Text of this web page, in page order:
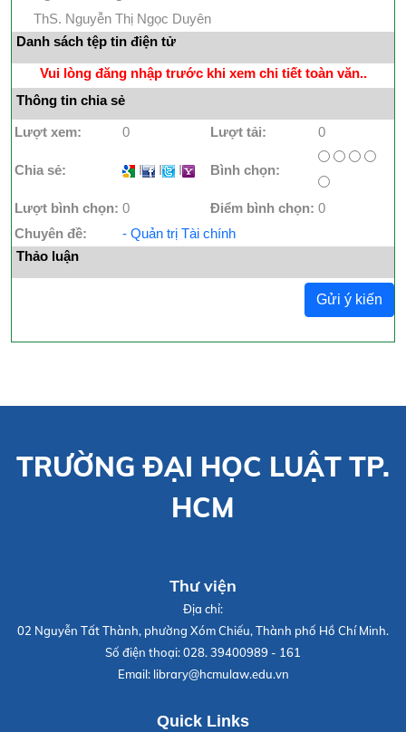
ThS. Nguyễn Thị Ngọc Duyên
Danh sách tệp tin điện tử
Vui lòng đăng nhập trước khi xem chi tiết toàn văn..
Thông tin chia sẻ
Lượt xem: 0 Lượt tải: 0
Chia sẻ: I I I Bình chọn:
Lượt bình chọn: 0 Điểm bình chọn: 0
Chuyên đề:
- Quản trị Tài chính
Thảo luận
Gửi ý kiến
TRƯỜNG ĐẠI HỌC LUẬT TP.
HCM
Thư viện
Địa chỉ:
02 Nguyễn Tất Thành, phường Xóm Chiếu, Thành phố Hồ Chí Minh.
Số điện thoại:028. 39400989 - 161
Email: library@hcmulaw.edu.vn
Quick Links